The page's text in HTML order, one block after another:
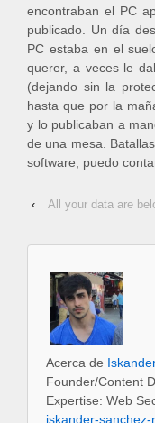
encontraban el PC
publicado. Un día
PC estaba en el
querer, a veces le
(dejando sin la
hasta que por la
y lo publicaban a
de una mesa.
software, puedo
‹
All your data are
Acerca de
Founder/Content
Expertise: Web
iskander-sanchez-